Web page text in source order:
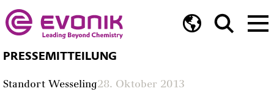
PRESSEMITTEILUNG
Standort Wesseling28. Oktober 2013